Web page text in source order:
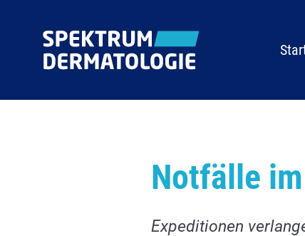
Notfälle
Expeditionen